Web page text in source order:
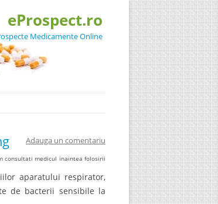
eProspect.ro
Medicamente Online
Adauga un comentariu
consultati medicul inaintea folosirii
aparatului respirator,
de bacterii sensibile la